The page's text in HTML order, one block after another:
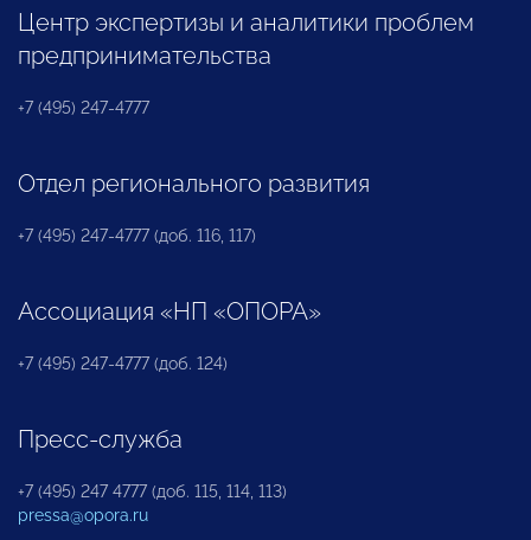
Центр экспертизы и аналитики проблем
предпринимательства
+7 (495) 247-4777
Отдел регионального развития
+7 (495) 247-4777 (доб. 116, 117)
Ассоциация «НП «ОПОРА»
+7 (495) 247-4777 (доб. 124)
Пресс-служба
+7 (495) 247 4777 (доб. 115, 114, 113)
pressa@opora.ru